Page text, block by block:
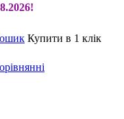
Купити в 1 клік